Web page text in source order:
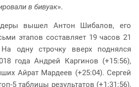
в бивуак».
вышел Антон Шибалов, его
этапов составляет 19 часов 21
одну строчку вверх поднялся
года Андрей Каргинов (+15:56),
Айрат Мардеев (+25:04). Сергей
5 таблицы результатов (+1:31:56),